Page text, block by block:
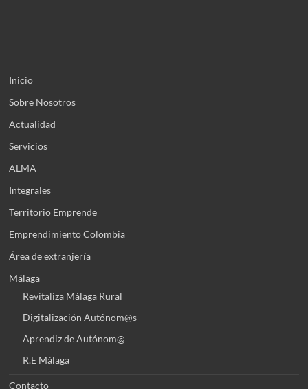
Inicio
Sobre Nosotros
Actualidad
Servicios
ALMA
Integrales
Territorio Emprende
Emprendimiento Colombia
Área de extranjería
Málaga
Revitaliza Málaga Rural
Digitalización Autónom@s
Aprendiz de Autónom@
R.E Málaga
Contacto